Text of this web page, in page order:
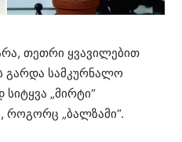
თეთრი ყვავილებით
გარდა სამკურნალო
სიტყვა „მირტი“
როგორც „ბალზამი“.